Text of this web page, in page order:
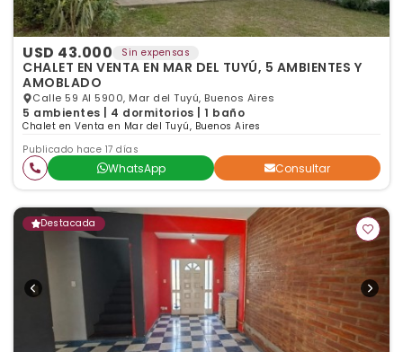
USD 43.000 Sin expensas
CHALET EN VENTA EN MAR DEL TUYÚ, 5 AMBIENTES Y
AMOBLADO
Calle 59 Al 5900, Mar del Tuyú, Buenos Aires
5 ambientes | 4 dormitorios | 1 baño
Chalet en Venta en Mar del Tuyú, Buenos Aires
Publicado hace 17 días
WhatsApp Consultar
Destacada